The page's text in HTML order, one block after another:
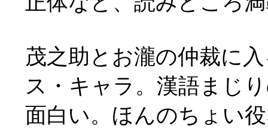
茂之助とお瀧の仲裁に
ス・キャラ。漢語まじ
面白い。ほんのちょい